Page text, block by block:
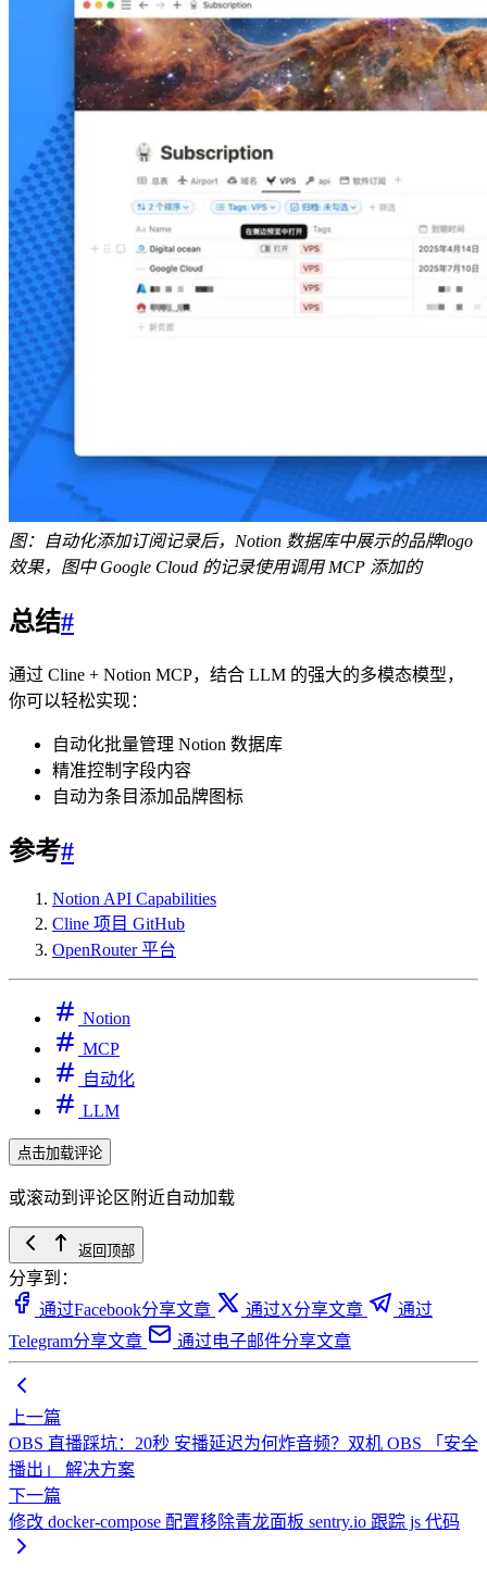
图：自动化添加订阅记录后，Notion 数据库中展示的品牌logo
效果，图中 Google Cloud 的记录使用调用 MCP 添加的
总结#
通过 Cline + Notion MCP，结合 LLM 的强大的多模态模型，
你可以轻松实现：
自动化批量管理 Notion 数据库
精准控制字段内容
自动为条目添加品牌图标
参考#
Notion API Capabilities
Cline 项目 GitHub
OpenRouter 平台
Notion
MCP
自动化
LLM
点击加载评论
或滚动到评论区附近自动加载
返回顶部
分享到：
通过Facebook分享文章
通过X分享文章
通过
Telegram分享文章
通过电子邮件分享文章
上一篇
OBS 直播踩坑：20秒 安播延迟为何炸音频？双机 OBS 「安全
播出」 解决方案
下一篇
修改 docker-compose 配置移除青龙面板 sentry.io 跟踪 js 代码